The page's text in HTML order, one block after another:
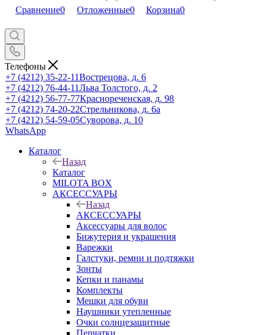
Сравнение0 Отложенные0 Корзина0
Телефоны
+7 (4212) 35-22-11Вострецова, д. 6
+7 (4212) 76-44-11Льва Толстого, д. 2
+7 (4212) 56-77-77Краснореченская, д. 98
+7 (4212) 74-20-22Стрельникова, д. 6а
+7 (4212) 54-59-05Суворова, д. 10
WhatsApp
Каталог
Назад
Каталог
MILOTA BOX
АКСЕССУАРЫ
Назад
АКСЕССУАРЫ
Аксессуары для волос
Бижутерия и украшения
Варежки
Галстуки, ремни и подтяжки
Зонты
Кепки и панамы
Комплекты
Мешки для обуви
Наушники утепленные
Очки солнцезащитные
Перчатки